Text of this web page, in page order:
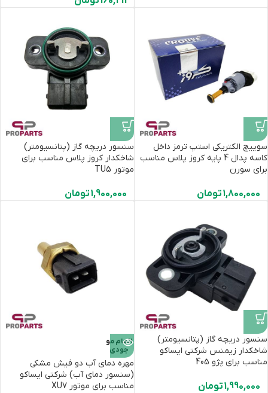
سوییچ الکتریکی استپ ترمز داخل
کاسه پدال 4 پایه کروز پلاس مناسب
برای سورن
1,800,000تومان
سنسور دریچه گاز (پتانسیومتر)
شاخکدار کروز پلاس مناسب برای
موتور TU5
1,900,000تومان
سنسور دریچه گاز (پتانسیومتر)
شاخکدار زیمنس شرکتی ایساکو
مناسب برای پژو 405
1,990,000تومان
اتمام مو
جودی
مهره دمای آب دو فیش مشکی
(سنسور دمای آب) شرکتی ایساکو
مناسب برای موتور XU7